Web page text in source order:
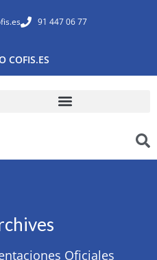
91 447 06 77
COFIS.ES
Oficiales